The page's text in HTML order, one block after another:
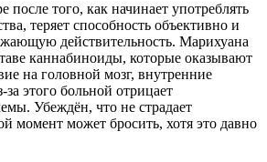
после того, как начинает употреблять
теряет способность объективно и
действительность. Марихуана
каннабиноиды, которые оказывают
на головной мозг, внутренние
этого больной отрицает
Убеждён, что не страдает
момент может бросить, хотя это давно